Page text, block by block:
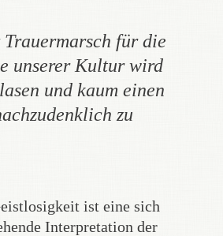
für die
unserer Kultur wird
und kaum einen
zu
ist eine sich
Interpretation der